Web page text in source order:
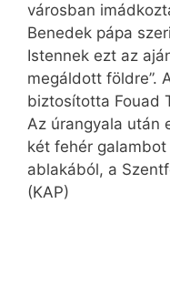
városban
Benedek pápa
Istennek ezt az
megáldott földre”.
biztosította Fouad
Az úrangyala után
két fehér
ablakából, a
(KAP)